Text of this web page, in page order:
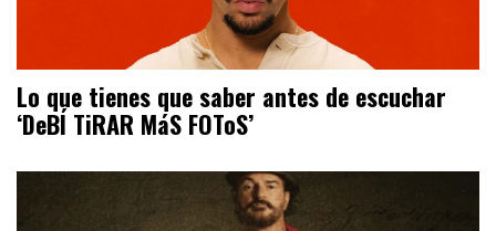
Lo que tienes que saber antes de escuchar
‘DeBÍ TiRAR MáS FOToS’